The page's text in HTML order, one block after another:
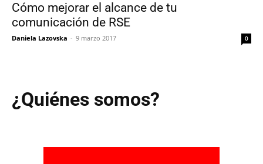
Cómo mejorar el alcance de tu
comunicación de RSE
Daniela Lazovska - 9 marzo 2017 0
¿Quiénes somos?